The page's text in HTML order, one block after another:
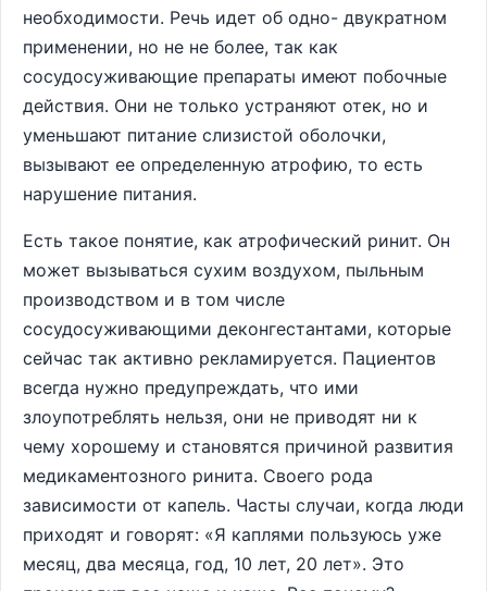
необходимости. Речь идет об одно- двукратном
применении, но не не более, так как
сосудосуживающие препараты имеют побочные
действия. Они не только устраняют отек, но и
уменьшают питание слизистой оболочки,
вызывают ее определенную атрофию, то есть
нарушение питания.
Есть такое понятие, как атрофический ринит. Он
может вызываться сухим воздухом, пыльным
производством и в том числе
сосудосуживающими деконгестантами, которые
сейчас так активно рекламируется. Пациентов
всегда нужно предупреждать, что ими
злоупотреблять нельзя, они не приводят ни к
чему хорошему и становятся причиной развития
медикаментозного ринита. Своего рода
зависимости от капель. Часты случаи, когда люди
приходят и говорят: «Я каплями пользуюсь уже
месяц, два месяца, год, 10 лет, 20 лет». Это